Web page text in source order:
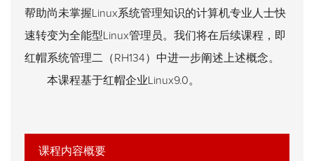
帮助尚未掌握Linux系统管理知识的计算机专业人士快
速转变为全能型Linux管理员。我们将在后续课程，即
红帽系统管理二（RH134）中进一步阐述上述概念。
本课程基于红帽企业Linux9.0。
课程内容概要